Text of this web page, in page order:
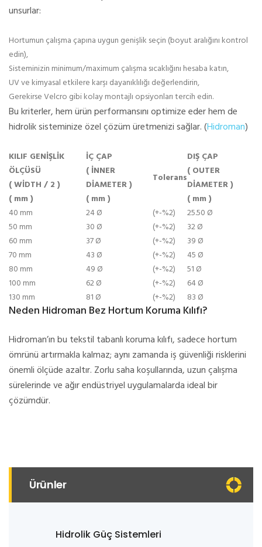
unsurlar:
Hortumun çalışma çapına uygun genişlik seçin (boyut aralığını kontrol
edin),
Sisteminizin minimum/maximum çalışma sıcaklığını hesaba katın,
UV ve kimyasal etkilere karşı dayanıklılığı değerlendirin,
Gerekirse Velcro gibi kolay montajlı opsiyonları tercih edin.
Bu kriterler, hem ürün performansını optimize eder hem de
hidrolik sisteminize özel çözüm üretmenizi sağlar. (Hidroman)
KILIF GENİŞLİK
ÖLÇÜSÜ
( WİDTH / 2 )
( mm )
İÇ ÇAP
( İNNER
DİAMETER )
( mm )
Tolerans
DIŞ ÇAP
( OUTER
DİAMETER )
( mm )
40 mm
24 Ø (+-%2)
25.50 Ø
50 mm
30 Ø (+-%2)
32 Ø
60 mm
37 Ø (+-%2)
39 Ø
70 mm
43 Ø (+-%2)
45 Ø
80 mm
49 Ø (+-%2)
51 Ø
100 mm
62 Ø (+-%2)
64 Ø
130 mm
81 Ø (+-%2) 83 Ø
Neden Hidroman Bez Hortum Koruma Kılıfı?
Hidroman’ın bu tekstil tabanlı koruma kılıfı, sadece hortum
ömrünü artırmakla kalmaz; aynı zamanda iş güvenliği risklerini
önemli ölçüde azaltır. Zorlu saha koşullarında, uzun çalışma
sürelerinde ve ağır endüstriyel uygulamalarda ideal bir
çözümdür.
Ürünler
Hidrolik Güç Sistemleri